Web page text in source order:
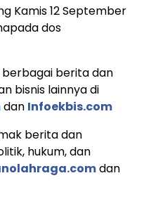
Kamis 12 September
dos
berita dan
bisnis lainnya di
dan Infoekbis.com
berita dan
hukum, dan
dan